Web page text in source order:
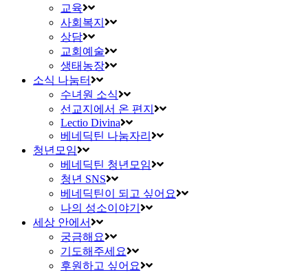
교육
사회복지
상담
교회예술
생태농장
소식 나눔터
수녀원 소식
선교지에서 온 편지
Lectio Divina
베네딕틴 나눔자리
청년모임
베네딕틴 청년모임
청년 SNS
베네딕틴이 되고 싶어요
나의 성소이야기
세상 안에서
궁금해요
기도해주세요
후원하고 싶어요